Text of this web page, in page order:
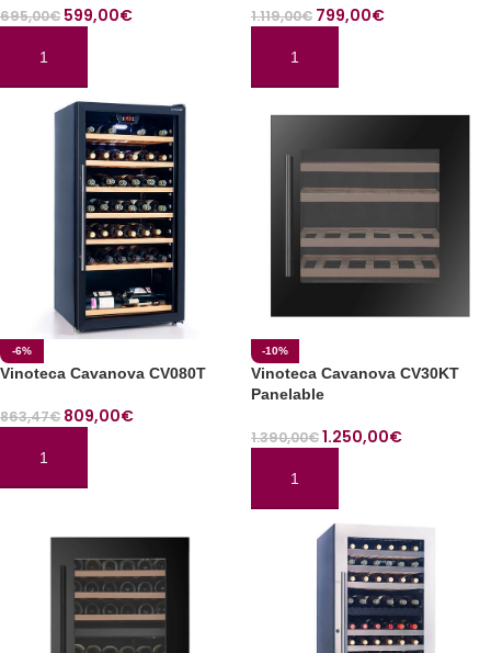
695,00€ 599,00€
AÑADIR AL CARRITO
1.119,00€ 799,00€
AÑADIR AL CARRITO
-6%
Vinoteca Cavanova CV080T
863,47€ 809,00€
AÑADIR AL CARRITO
-10%
Vinoteca Cavanova CV30KT
Panelable
1.390,00€1.250,00€
AÑADIR AL CARRITO